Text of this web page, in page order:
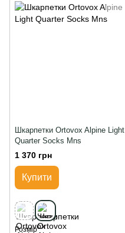
Шкарпетки Ortovox Alpine Light
Quarter Socks Mns
1 370 грн
Купити
Розмір